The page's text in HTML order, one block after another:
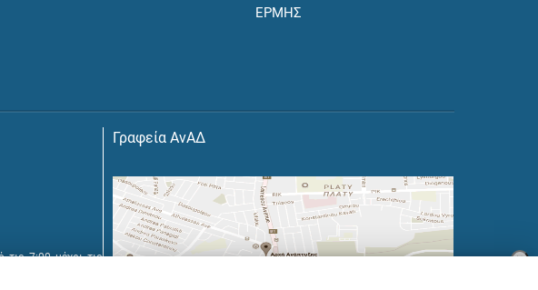
ΕΡΜΗΣ
τις 7:00 μέχρι τις
Γραφεία ΑνΑΔ
×